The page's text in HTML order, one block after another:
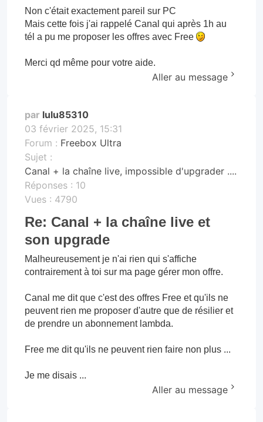
Non c'était exactement pareil sur PC
Mais cette fois j'ai rappelé Canal qui après 1h au
tél a pu me proposer les offres avec Free
Merci qd même pour votre aide.
Aller au message
par lulu85310
03 février 2025, 15:31
Forum : Freebox Ultra
Sujet :
Canal + la chaîne live, impossible d'upgrader ....
Réponses : 10
Vues : 4790
Re: Canal + la chaîne live et
son upgrade
Malheureusement je n'ai rien qui s'affiche
contrairement à toi sur ma page gérer mon offre.
Canal me dit que c'est des offres Free et qu'ils ne
peuvent rien me proposer d'autre que de résilier et
de prendre un abonnement lambda.
Free me dit qu'ils ne peuvent rien faire non plus ...
Je me disais ...
Aller au message